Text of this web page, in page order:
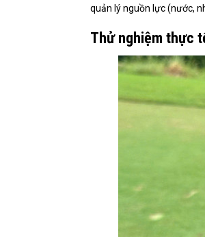
quản lý nguồn lực (nước,
Thử nghiệm thực